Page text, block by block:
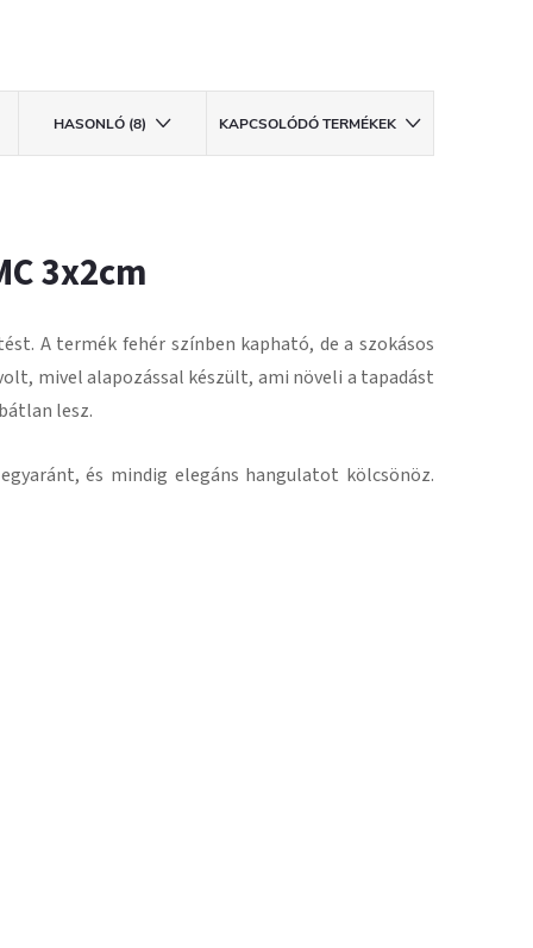
HASONLÓ (8) KAPCSOLÓDÓ TERMÉKEK
3x2cm
A termék fehér színben kapható, de a szokásos
mivel alapozással készült, ami növeli a tapadást
lesz.
és mindig elegáns hangulatot kölcsönöz.